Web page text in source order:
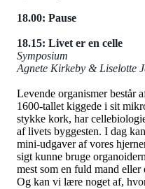
18.00: Pause
18.15: Livet er en celle
Symposium
Agnete Kirkeby & Liselotte
Levende organismer består
1600-tallet kiggede i sit
stykke kork, har
af livets byggesten. I dag
mini-udgaver af vores
sigt kunne bruge
mest som en fuld mand
Og kan vi lære noget af,